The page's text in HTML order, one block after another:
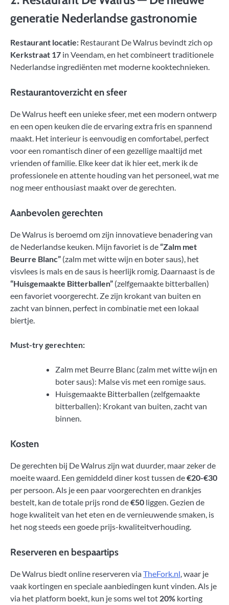
generatie Nederlandse gastronomie
Restaurant locatie: Restaurant De Walrus bevindt zich op
Kerkstraat 17 in Veendam, en het combineert traditionele
Nederlandse ingrediënten met moderne kooktechnieken.
Restaurantoverzicht en sfeer
De Walrus heeft een unieke sfeer, met een modern ontwerp
en een open keuken die de ervaring extra fris en spannend
maakt. Het interieur is eenvoudig en comfortabel, perfect
voor een romantisch diner of een gezellige maaltijd met
vrienden of familie. Elke keer dat ik hier eet, merk ik de
professionele en attente houding van het personeel, wat me
nog meer enthousiast maakt over de gerechten.
Aanbevolen gerechten
De Walrus is beroemd om zijn innovatieve benadering van
de Nederlandse keuken. Mijn favoriet is de“Zalm met
Beurre Blanc” (zalm met witte wijn en boter saus), het
visvlees is mals en de saus is heerlijk romig. Daarnaast is de
“Huisgemaakte Bitterballen” (zelfgemaakte bitterballen)
een favoriet voorgerecht. Ze zijn krokant van buiten en
zacht van binnen, perfect in combinatie met een lokaal
biertje.
Must-try gerechten:
Zalm met Beurre Blanc (zalm met witte wijn en
boter saus): Malse vis met een romige saus.
Huisgemaakte Bitterballen (zelfgemaakte
bitterballen): Krokant van buiten, zacht van
binnen.
Kosten
De gerechten bij De Walrus zijn wat duurder, maar zeker de
moeite waard. Een gemiddeld diner kost tussen de€20-€30
per persoon. Als je een paar voorgerechten en drankjes
bestelt, kan de totale prijs rond de€50 liggen. Gezien de
hoge kwaliteit van het eten en de vernieuwende smaken, is
het nog steeds een goede prijs-kwaliteitverhouding.
Reserveren en bespaartips
De Walrus biedt online reserveren viaTheFork.nl, waar je
vaak kortingen en speciale aanbiedingen kunt vinden. Als je
via het platform boekt, kun je soms wel tot 20% korting